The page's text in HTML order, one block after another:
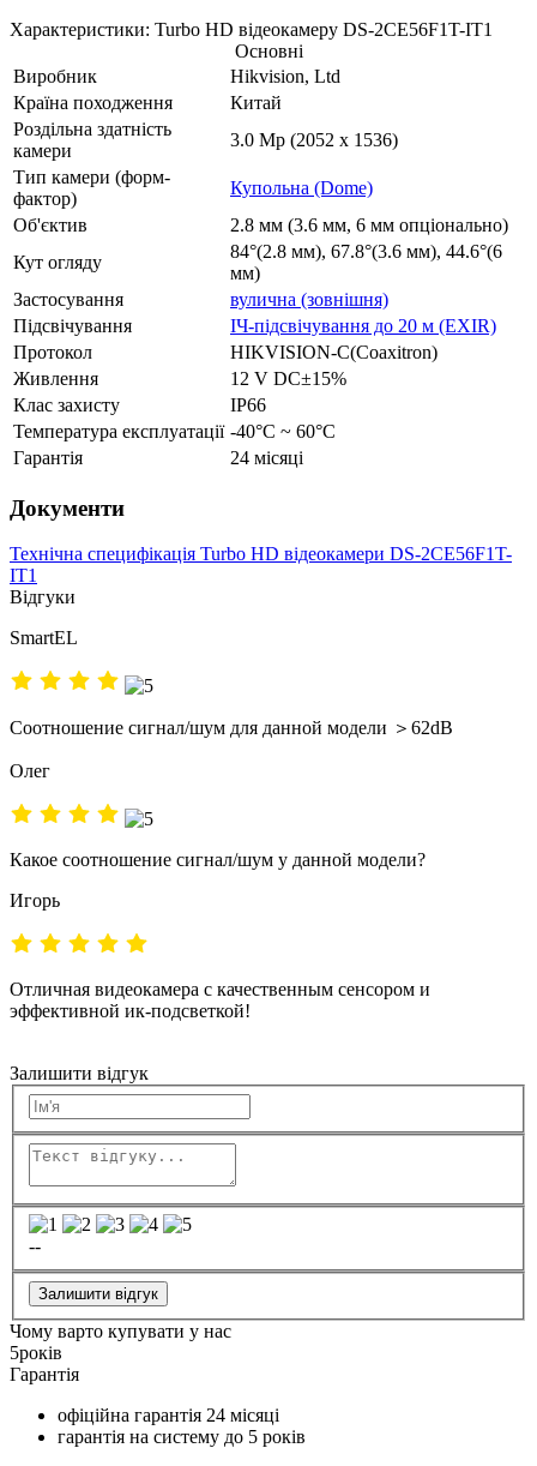
Характеристики: Turbo HD відеокамеру DS-2CE56F1T-IT1
Основні
Виробник
Hikvision, Ltd
Країна походження
Китай
Роздільна здатність
камери
3.0 Mp (2052 x 1536)
Тип камери (форм-
фактор)
Купольна (Dome)
Об'єктив
2.8 мм (3.6 мм, 6 мм опціонально)
Кут огляду
84°(2.8 мм), 67.8°(3.6 мм), 44.6°(6
мм)
Застосування
вулична (зовнішня)
Підсвічування
ІЧ-підсвічування до 20 м (EXIR)
Протокол
HIKVISION-C(Coaxitron)
Живлення
12 V DC±15%
Клас захисту
IP66
Температура експлуатації -40°C ~ 60°C
Гарантія
24 місяці
Документи
Технічна специфікація Turbo HD відеокамери DS-2CE56F1T-
IT1
Відгуки
SmartEL
Соотношение сигнал/шум для данной модели ＞62dB
Олег
Какое соотношение сигнал/шум у данной модели?
Игорь
Отличная видеокамера с качественным сенсором и
эффективной ик-подсветкой!
Залишити відгук
--
Залишити відгук
Чому варто купувати у нас
5років
Гарантія
офіційна гарантія 24 місяці
гарантія на систему до 5 років